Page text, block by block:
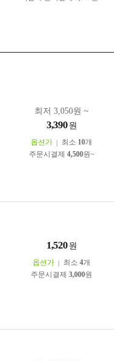
최저 3,050원 ~
3,390 원
옵션가 최소 10개
주문시결제 4,500원~
1,520 원
옵션가 최소 4개
주문시결제 3,000원